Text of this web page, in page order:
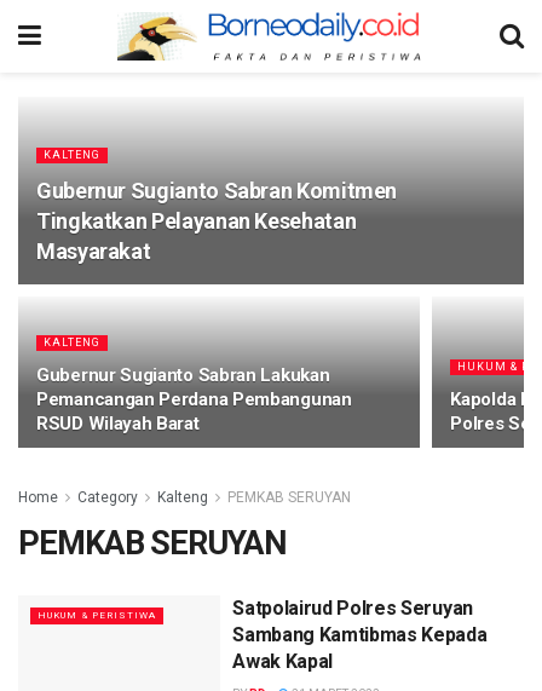
KALTENG
Gubernur Sugianto Sabran Komitmen
Tingkatkan Pelayanan Kesehatan
Masyarakat
KALTENG
Gubernur Sugianto Sabran Lakukan
Pemancangan Perdana Pembangunan
RSUD Wilayah Barat
HUKUM &
Kapolda
Polres
Home Category Kalteng PEMKAB SERUYAN
PEMKAB SERUYAN
HUKUM & PERISTIWA
Satpolairud Polres Seruyan
Sambang Kamtibmas Kepada
Awak Kapal